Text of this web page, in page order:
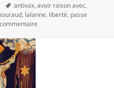
Mots-
clés
antivax,avoir raison avec,
, lalanne, liberté, passe